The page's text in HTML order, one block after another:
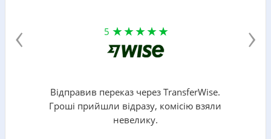
5
Відправив переказ через TransferWise.
Гроші прийшли відразу, комісію взяли
невелику.
‹ ›